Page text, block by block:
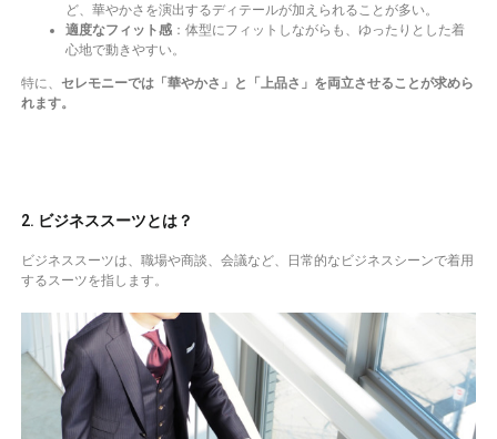
ど、華やかさを演出するディテールが加えられることが多い。
適度なフィット感：体型にフィットしながらも、ゆったりとした着
心地で動きやすい。
特に、 セレモニーでは「華やかさ」と「上品さ」を両立させることが求めら
れます。
2. ビジネススーツとは？
ビジネススーツは、職場や商談、会議など、日常的なビジネスシーンで着用
するスーツを指します。